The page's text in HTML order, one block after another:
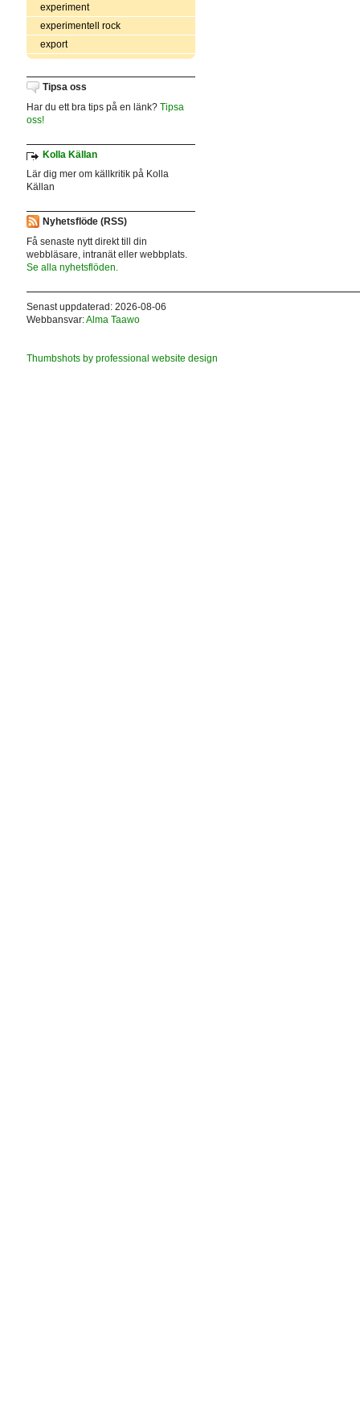
experiment
experimentell rock
export
Tipsa oss
Har du ett bra tips på en länk? Tipsa
oss!
Kolla Källan
Lär dig mer om källkritik på Kolla
Källan
Nyhetsflöde (RSS)
Få senaste nytt direkt till din
webbläsare, intranät eller webbplats.
Se alla nyhetsflöden.
Senast uppdaterad: 2026-08-06
Webbansvar:Alma Taawo
Thumbshots by professional website design